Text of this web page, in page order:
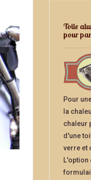
Toile
pour
Pour
la
chaleur
d'une
verre et
L'option